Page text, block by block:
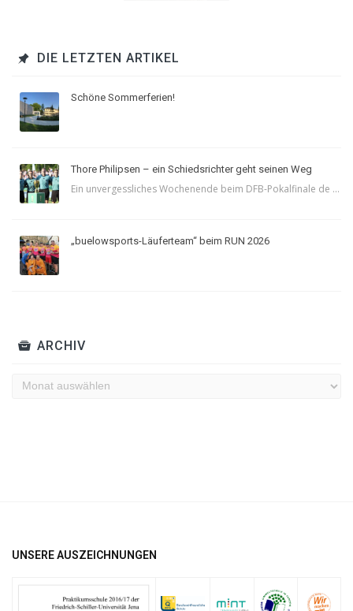
DIE LETZTEN ARTIKEL
Schöne Sommerferien!
Thore Philipsen – ein Schiedsrichter geht seinen Weg
Ein unvergessliches Wochenende beim DFB-Pokalfinale de ...
„buelowsports-Läuferteam“ beim RUN 2026
ARCHIV
Archiv
UNSERE AUSZEICHNUNGEN